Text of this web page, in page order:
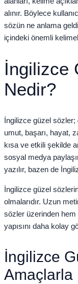
alınır. Böylece
sözün ne anlama
içindeki önemli
İngilizce
Nedir?
İngilizce güzel
umut, başarı, hayat,
kısa ve etkili şekilde
sosyal medya
yazılır, bazen de
İngilizce güzel
olmalarıdır. Uzun
sözler üzerinden
yapısını daha kolay
İngilizce
Amaçlarla